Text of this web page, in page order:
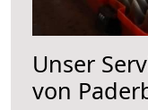
Unser
von